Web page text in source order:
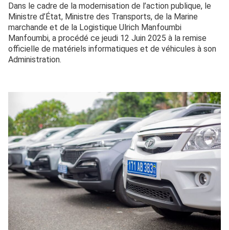
Dans le cadre de la modernisation de l’action publique, le
Ministre d’État, Ministre des Transports, de la Marine
marchande et de la Logistique Ulrich Manfoumbi
Manfoumbi, a procédé ce jeudi 12 Juin 2025 à la remise
officielle de matériels informatiques et de véhicules à son
Administration.